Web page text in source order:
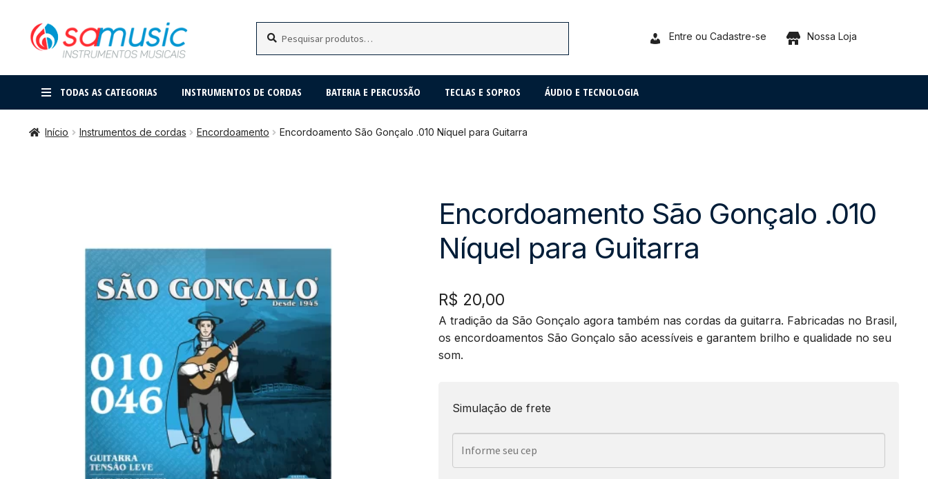
Pular
para
Pular
para
por:
Entre ou Cadastre-se Nossa Loja
TODAS AS CATEGORIAS INSTRUMENTOS DE CORDAS BATERIA E PERCUSSÃO TECLAS E SOPROS ÁUDIO E TECNOLOGIA
Início Instrumentos de cordas Encordoamento Encordoamento São Gonçalo .010 Níquel para Guitarra
Encordoamento São Gonçalo .010
Níquel para Guitarra
R$ 20,00
A tradição da São Gonçalo agora também nas cordas da guitarra. Fabricadas no Brasil,
os encordoamentos São Gonçalo são acessíveis e garantem brilho e qualidade no seu
som.
Simulação de frete